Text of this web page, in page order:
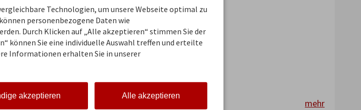
die Kombination von Tradition
und Lifestyle. Zudem ist
Oberstaufen Deutschlands
einziges Schroth-Heilbad und Teil
des Naturpark Nagelfluhkette.
Oberstaufen.
mehr
mehr
Technologien, um unsere Webseite optimal zu
personenbezogene Daten wie
Durch Klicken auf „Alle akzeptieren“ stimmen Sie der
können Sie eine individuelle Auswahl treffen und erteilte
Informationen erhalten Sie in unserer
Alle akzeptieren
akzeptieren